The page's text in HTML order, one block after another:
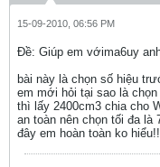
15-09-2010, 06:56 PM
Ðề: Giúp em vớima6uy
bài này là chọn số hiệu
em mới hỏi tại sao là
thì lấy 2400cm3 chia cho
an toàn nên chọn tối đa là
đây em hoàn toàn ko